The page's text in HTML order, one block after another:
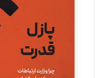
یسنا
تحریریه